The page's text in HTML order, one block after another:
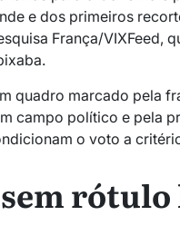
e dos primeiros
França/VIXFeed,
quadro marcado pela
campo político e pela
o voto a